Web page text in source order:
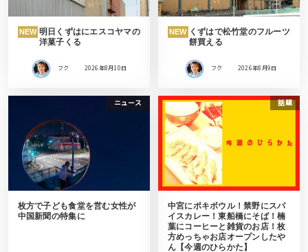
NEW 明日くずはにエスコヤマの
洋菓子くる
フク 2026年8月10日
NEW くずはで松竹堂のフルーツ
餅買える
フク 2026年8月9日
ニュース
枚方で子ども食堂を営む女性が
中国新聞の特集に
話題
中宮にポキボウル！禁野にスパ
イスカレー！東船橋にそば！楠
葉にコーヒーと雑貨のお店！枚
方めっちゃお店オープンしたや
ん【今週のひらかた】